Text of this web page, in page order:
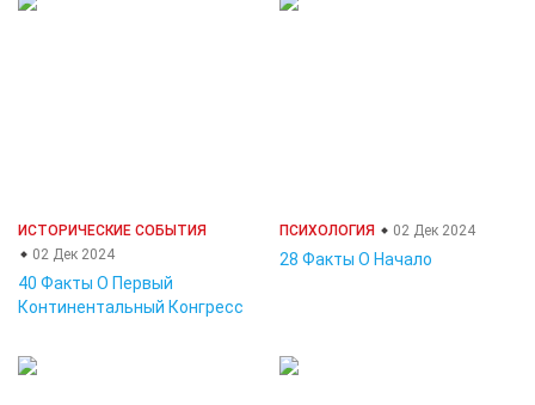
ИСТОРИЧЕСКИЕ СОБЫТИЯ
02 Дек 2024
40 Факты О Первый
Континентальный Конгресс
ПСИХОЛОГИЯ 02 Дек 2024
28 Факты О Начало